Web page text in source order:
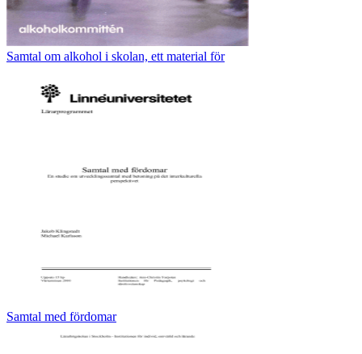
Samtal om alkohol i skolan, ett material för
Samtal med fördomar